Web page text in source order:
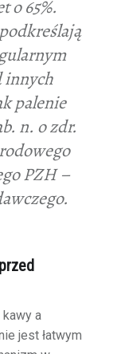
o 65%.
innych
palenie
n. o zdr.
PZH –
a
jest łatwym